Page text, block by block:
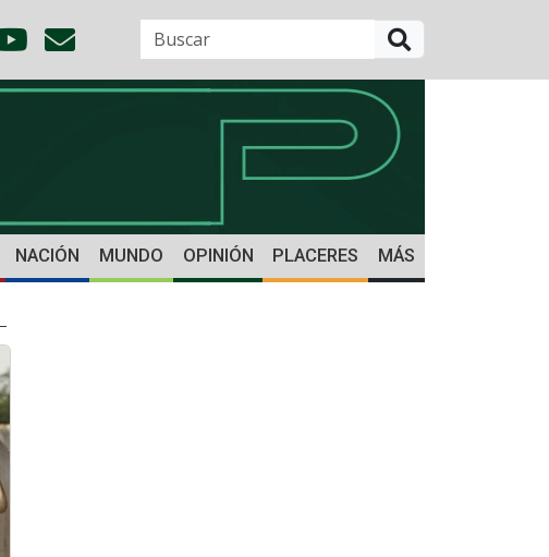
NACIÓN MUNDO OPINIÓN PLACERES MÁS